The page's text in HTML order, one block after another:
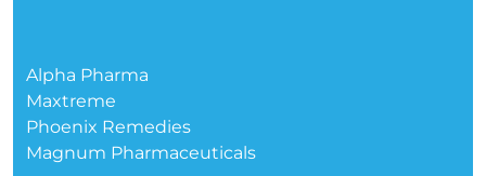
Alpha Pharma
Maxtreme
Phoenix Remedies
Magnum Pharmaceuticals